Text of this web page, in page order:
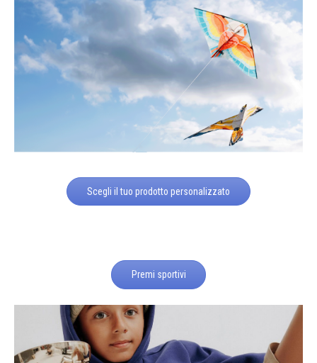
Scegli il tuo prodotto personalizzato
Premi sportivi